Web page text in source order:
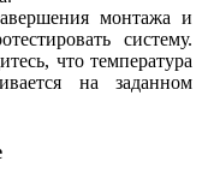
монтажа и
систему.
что температура
на заданном